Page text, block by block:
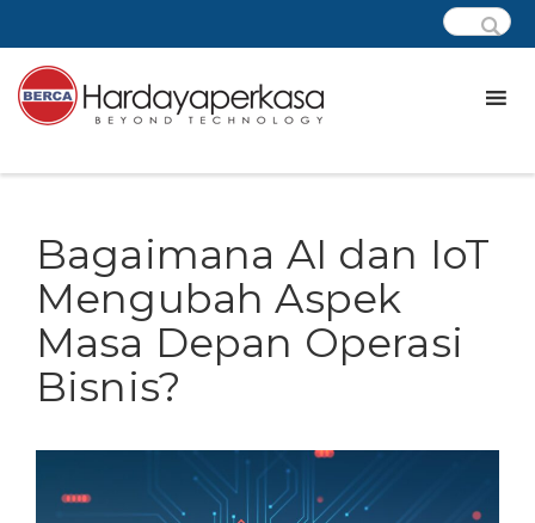
Bagaimana AI dan IoT
Mengubah Aspek
Masa Depan Operasi
Bisnis?